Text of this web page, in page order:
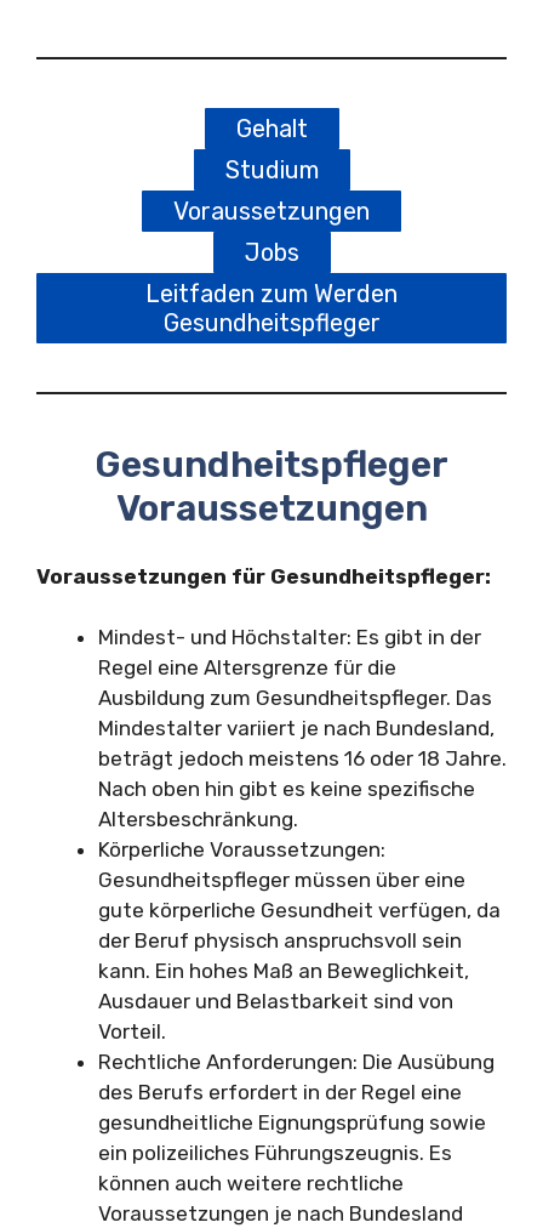
Gehalt
Studium
Voraussetzungen
Jobs
Leitfaden zum Werden
Gesundheitspfleger
Gesundheitspfleger
Voraussetzungen
Voraussetzungen für Gesundheitspfleger:
Mindest- und Höchstalter: Es gibt in der
Regel eine Altersgrenze für die
Ausbildung zum Gesundheitspfleger. Das
Mindestalter variiert je nach Bundesland,
beträgt jedoch meistens 16 oder 18 Jahre.
Nach oben hin gibt es keine spezifische
Altersbeschränkung.
Körperliche Voraussetzungen:
Gesundheitspfleger müssen über eine
gute körperliche Gesundheit verfügen, da
der Beruf physisch anspruchsvoll sein
kann. Ein hohes Maß an Beweglichkeit,
Ausdauer und Belastbarkeit sind von
Vorteil.
Rechtliche Anforderungen: Die Ausübung
des Berufs erfordert in der Regel eine
gesundheitliche Eignungsprüfung sowie
ein polizeiliches Führungszeugnis. Es
können auch weitere rechtliche
Voraussetzungen je nach Bundesland